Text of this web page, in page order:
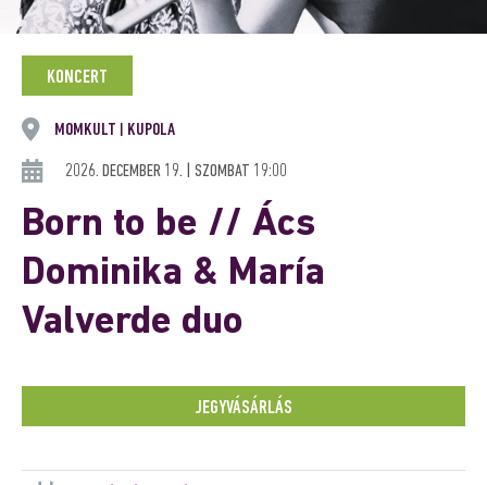
KONCERT
MOMKULT KUPOLA
2026. DECEMBER 19. | SZOMBAT 19:00
Born to be // Ács
Dominika & María
Valverde duo
JEGYVÁSÁRLÁS